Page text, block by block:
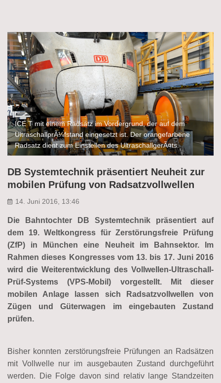
ICE T mit einem Radsatz im Vordergrund, der auf dem
UltraschallprÃ¼fstand eingesetzt ist. Der orangefarbene
Radsatz dient zum Einstellen des UltraschallgerÃ¤ts.
DB Systemtechnik präsentiert Neuheit zur
mobilen Prüfung von Radsatzvollwellen
14. Juni 2016, 13:46
Die Bahntochter DB Systemtechnik präsentiert auf
dem 19. Weltkongress für Zerstörungsfreie Prüfung
(ZfP) in München eine Neuheit im Bahnsektor. Im
Rahmen dieses Kongresses vom 13. bis 17. Juni 2016
wird die Weiterentwicklung des Vollwellen-Ultraschall-
Prüf-Systems (VPS-Mobil) vorgestellt. Mit dieser
mobilen Anlage lassen sich Radsatzvollwellen von
Zügen und Güterwagen im eingebauten Zustand
prüfen.
Bisher konnten zerstörungsfreie Prüfungen an Radsätzen
mit Vollwelle nur im ausgebauten Zustand durchgeführt
werden. Die Folge davon sind relativ lange Standzeiten